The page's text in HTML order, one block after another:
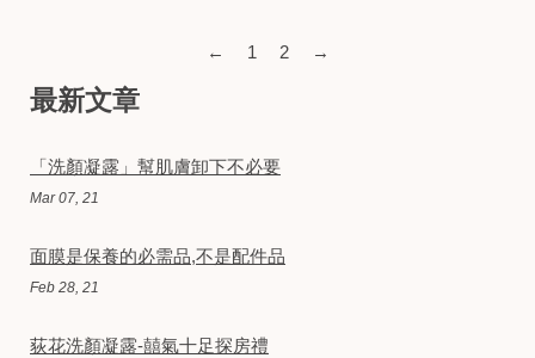
← 1 2 →
最新文章
「洗顏凝露」幫肌膚卸下不必要
Mar 07, 21
面膜是保養的必需品,不是配件品
Feb 28, 21
荻花洗顏凝露-囍氣十足探房禮